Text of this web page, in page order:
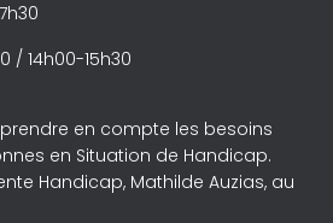
/ 14h00-15h30
en compte les besoins
en Situation de Handicap.
Handicap, Mathilde Auzias, au